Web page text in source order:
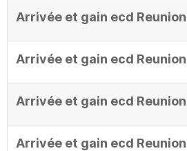
Arrivée et gain ecd
Arrivée et gain ecd
Arrivée et gain ecd
Arrivée et gain ecd